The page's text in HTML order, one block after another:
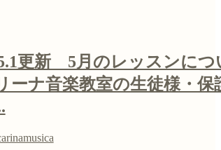
更新 5月のレッスンにつ
ナ音楽教室の生徒様・保